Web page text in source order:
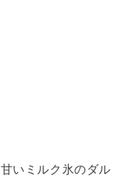
いミルク氷のダル